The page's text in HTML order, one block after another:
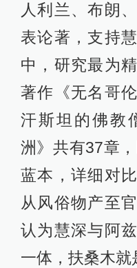
人利兰、布朗
表论著，支持
中，研究最为
著作《无名哥
汗斯坦的佛教
洲》共有37章
蓝本，详细对
从风俗物产至
认为慧深与阿
一体，扶桑木就